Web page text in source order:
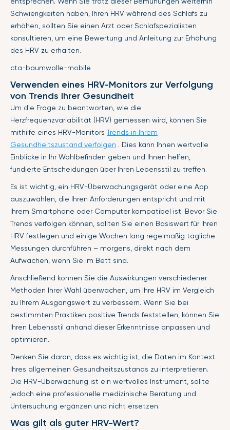
Schwierigkeiten haben, Ihren HRV während des Schlafs zu
erhöhen, sollten Sie einen Arzt oder Schlafspezialisten
konsultieren, um eine Bewertung und Anleitung zur Erhöhung
des HRV zu erhalten.
cta-baumwolle-mobile
Verwenden eines HRV-Monitors zur Verfolgung
von Trends Ihrer Gesundheit
Um die Frage zu beantworten, wie die
Herzfrequenzvariabilität (HRV) gemessen wird, können Sie
mithilfe eines HRV-Monitors Trends in Ihrem
Gesundheitszustand verfolgen . Dies kann Ihnen wertvolle
Einblicke in Ihr Wohlbefinden geben und Ihnen helfen,
fundierte Entscheidungen über Ihren Lebensstil zu treffen.
Es ist wichtig, ein HRV-Überwachungsgerät oder eine App
auszuwählen, die Ihren Anforderungen entspricht und mit
Ihrem Smartphone oder Computer kompatibel ist. Bevor Sie
Trends verfolgen können, sollten Sie einen Basiswert für Ihren
HRV festlegen und einige Wochen lang regelmäßig tägliche
Messungen durchführen – morgens, direkt nach dem
Aufwachen, wenn Sie im Bett sind.
Anschließend können Sie die Auswirkungen verschiedener
Methoden Ihrer Wahl überwachen, um Ihre HRV im Vergleich
zu Ihrem Ausgangswert zu verbessern. Wenn Sie bei
bestimmten Praktiken positive Trends feststellen, können Sie
Ihren Lebensstil anhand dieser Erkenntnisse anpassen und
optimieren.
Denken Sie daran, dass es wichtig ist, die Daten im Kontext
Ihres allgemeinen Gesundheitszustands zu interpretieren.
Die HRV-Überwachung ist ein wertvolles Instrument, sollte
jedoch eine professionelle medizinische Beratung und
Untersuchung ergänzen und nicht ersetzen.
Was gilt als guter HRV-Wert?